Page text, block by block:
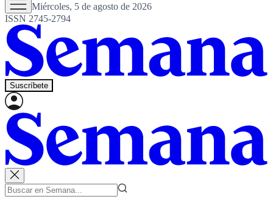
Miércoles, 5 de agosto de 2026
ISSN 2745-2794
Suscríbete